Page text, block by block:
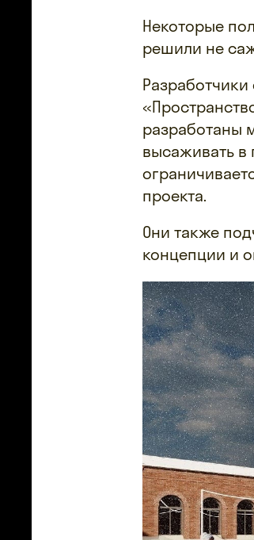
Некоторые
решили не
разработаны
высаживать в
проекта.
Они также
концепции и